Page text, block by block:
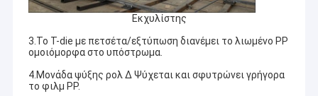
Εκχυλίστης
3.Το T-die με πετσέτα/εξτύπωση διανέμει το λιωμένο PP
ομοιόμορφα στο υπόστρωμα.
4.Μονάδα ψύξης ρολ ∆ Ψύχεται και σφυτρώνει γρήγορα
το φιλμ PP.